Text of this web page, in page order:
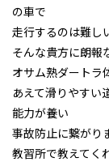
の車で
走行するのは難し
そんな貴方に朗報
オサム熟ダートラ
あえて滑りやすい
能力が養い
事故防止に繋がり
教習所で教えてく